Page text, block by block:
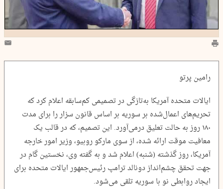
رامین پرتو
ایالات متحده آمریکا به‌تازگی در تصمیمی کم‌سابقه اعلام کرد که
تحریم‌های اعمال‌شده بر سوریه بر اساس قانون سزار را برای مدت
۱۸۰ روز به حالت تعلیق درمی‌آورد. این تصمیم، که در قالب یک
معافیت موقت ارائه شده، از سوی مارکو روبیو، وزیر امور خارجه
آمریکا، روز گذشته (شنبه) اعلام شد و به گفته وی، نخستین گام در
جهت تحقق چشم‌انداز دونالد ترامپ رئیس‌جمهور ایالات متحده برای
ایجاد روابطی نو با سوریه تلقی می‌شود.